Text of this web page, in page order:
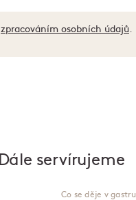
zpracováním osobních údajů
Dále servírujeme
Co se děje v gastru